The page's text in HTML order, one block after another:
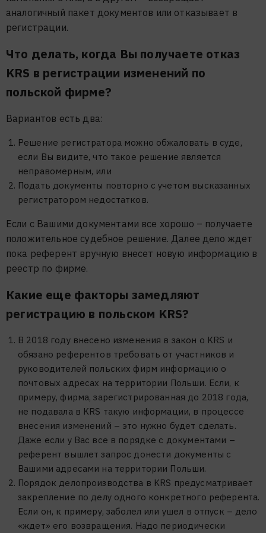
аналогичный пакет документов или отказывает в
регистрации.
Что делать, когда Вы получаете отказ
KRS в регистрации изменений по
польской фирме?
Вариантов есть два:
Решение регистратора можно обжаловать в суде,
если Вы видите, что такое решение является
неправомерным, или
Подать документы повторно с учетом высказанных
регистратором недостатков.
Если с Вашими документами все хорошо – получаете
положительное судебное решение. Далее дело ждет
пока референт вручную внесет новую информацию в
реестр по фирме.
Какие еще факторы замедляют
регистрацию в польском KRS?
В 2018 году внесено изменения в закон о KRS и
обязано референтов требовать от участников и
руководителей польских фирм информацию о
почтовых адресах на территории Польши. Если, к
примеру, фирма, зарегистрированная до 2018 года,
не подавала в KRS такую информации, в процессе
внесения изменений – это нужно будет сделать.
Даже если у Вас все в порядке с документами –
референт вышлет запрос донести документы с
Вашими адресами на территории Польши.
Порядок делопроизводства в KRS предусматривает
закрепление по делу одного конкретного референта.
Если он, к примеру, заболел или ушел в отпуск – дело
«ждет» его возвращения. Надо периодически